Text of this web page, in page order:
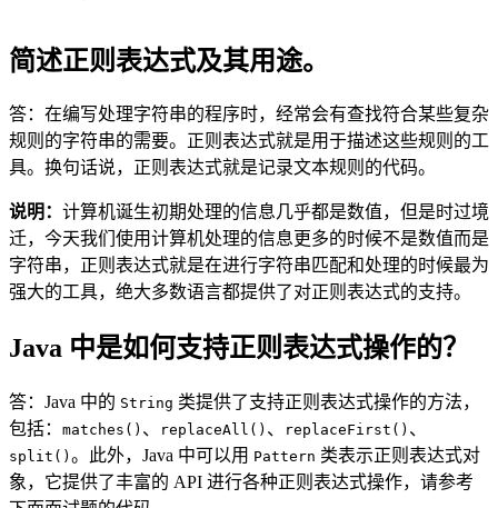
简述正则表达式及其用途。
答：在编写处理字符串的程序时，经常会有查找符合某些复杂
规则的字符串的需要。正则表达式就是用于描述这些规则的工
具。换句话说，正则表达式就是记录文本规则的代码。
说明： 计算机诞生初期处理的信息几乎都是数值，但是时过境
迁，今天我们使用计算机处理的信息更多的时候不是数值而是
字符串，正则表达式就是在进行字符串匹配和处理的时候最为
强大的工具，绝大多数语言都提供了对正则表达式的支持。
Java 中是如何支持正则表达式操作的？
答：Java 中的 String 类提供了支持正则表达式操作的方法，
包括： matches() 、 replaceAll() 、 replaceFirst() 、
split() 。此外，Java 中可以用 Pattern 类表示正则表达式对
象，它提供了丰富的 API 进行各种正则表达式操作，请参考